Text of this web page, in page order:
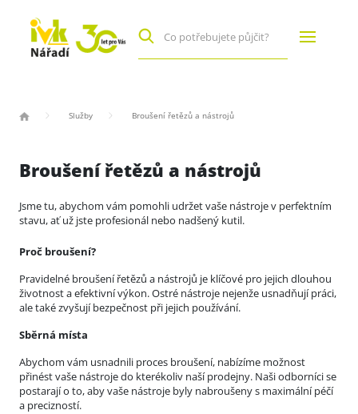
Služby Broušení řetězů a nástrojů
Broušení řetězů a nástrojů
Jsme tu, abychom vám pomohli udržet vaše nástroje v perfektním
stavu, ať už jste profesionál nebo nadšený kutil.
Proč broušení?
Pravidelné broušení řetězů a nástrojů je klíčové pro jejich dlouhou
životnost a efektivní výkon. Ostré nástroje nejenže usnadňují práci,
ale také zvyšují bezpečnost při jejich používání.
Sběrná místa
Abychom vám usnadnili proces broušení, nabízíme možnost
přinést vaše nástroje do kterékoliv naší prodejny. Naši odborníci se
postarají o to, aby vaše nástroje byly nabroušeny s maximální péčí
a precizností.